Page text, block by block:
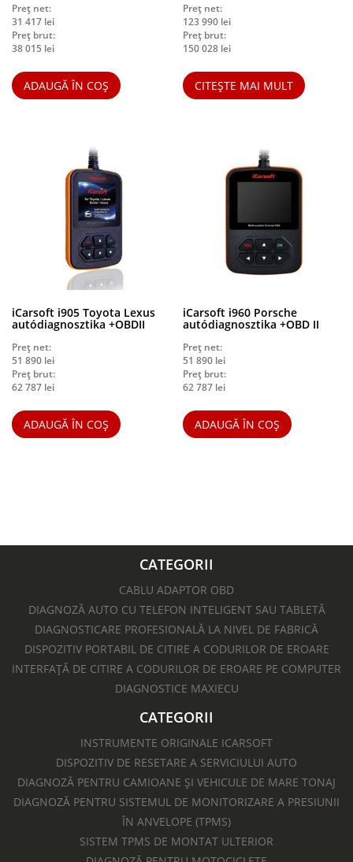
Preț net:
31 417 lei
Preț brut:
38 015 lei
ADAUGĂ ÎN COȘ
Preț net:
123 990 lei
Preț brut:
150 028 lei
CITEȘTE MAI MULT
iCarsoft i905 Toyota Lexus
autódiagnosztika +OBDII
Preț net:
51 890 lei
Preț brut:
62 787 lei
ADAUGĂ ÎN COȘ
iCarsoft i960 Porsche
autódiagnosztika +OBD II
Preț net:
51 890 lei
Preț brut:
62 787 lei
ADAUGĂ ÎN COȘ
CATEGORII
CABLU ADAPTOR OBD
DIAGNOZĂ AUTO CU TELEFON INTELIGENT SAU TABLETĂ
DIAGNOSTICARE PROFESIONALĂ LA NIVEL DE FABRICĂ
DISPOZITIV PORTABIL DE CITIRE A CODURILOR DE EROARE
INTERFAȚĂ DE CITIRE A CODURILOR DE EROARE PE COMPUTER
DIAGNOSTICE MAXIECU
CATEGORII
INSTRUMENTE ORIGINALE ICARSOFT
DISPOZITIV DE RESETARE A SERVICIULUI AUTO
DIAGNOZĂ PENTRU CAMIOANE ȘI VEHICULE DE MARE TONAJ
DIAGNOZĂ PENTRU SISTEMUL DE MONITORIZARE A PRESIUNII
ÎN ANVELOPE (TPMS)
SISTEM TPMS DE MONTAT ULTERIOR